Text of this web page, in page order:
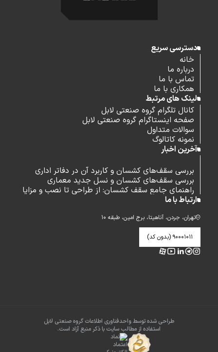
دسترسی سریع
خانه
درباره ما
تماس با ما
همکاری با ما
لینک های مرتبط
کانال تلگرام گروه صنعتی لابل
صفحه اینستاگرام گروه صنعتی لابل
سوالات متداول
نمونه کاتالوگ
آخرین اخبار
بررسی سقف‌های کشسان و کاربرد آن در دفاتر اداری
بررسی سقف‌های کشسان و نسل جدید معماری
راهنمای جامع سقف کشسان: از طراحی تا نصب و مزایا
ارتباط با ما
تهران، جردن، آناهیتا، برج امین، طبقه ۱۰
۹۰۰۰۱۰۱۱ (بدون کد)
طراحی شده توسط واحدفناوری اطلاعات گروه صنعتی لابل
استفاده از مطالب سایت با ذکر منبع آزاد است.